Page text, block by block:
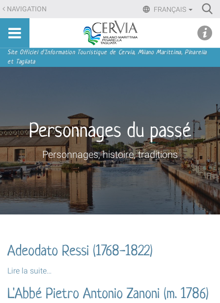
Aller
au
contenu.
Aller
à
FRANÇAIS
NAVIGATION
Sito
turistico
ufficiale
Tagliata
Navigation
Site Officiel d'Information Touristique de Cervia, Milano Marittima, Pinarella
et Tagliata
Personnages du passé
Personnages, histoire, traditions
Adeodato Ressi (1768-1822)
Adeodato
(1768-
Lire la suite…
L'Abbé Pietro Antonio Zanoni (m. 1786)
menu